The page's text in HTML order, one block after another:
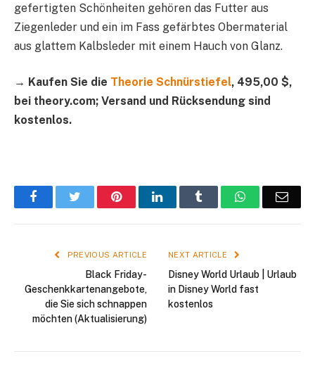
gefertigten Schönheiten gehören das Futter aus
Ziegenleder und ein im Fass gefärbtes Obermaterial
aus glattem Kalbsleder mit einem Hauch von Glanz.
→ Kaufen Sie die Theorie Schnürstiefel, 495,00 $,
bei theory.com; Versand und Rücksendung sind
kostenlos.
FacebookTwitter PinterestLinkedIn Tumblr WhatsApp
PREVIOUS ARTICLE
Black Friday-
Geschenkkartenangebote,
die Sie sich schnappen
möchten (Aktualisierung)
NEXT ARTICLE
Disney World Urlaub | Urlaub
in Disney World fast
kostenlos